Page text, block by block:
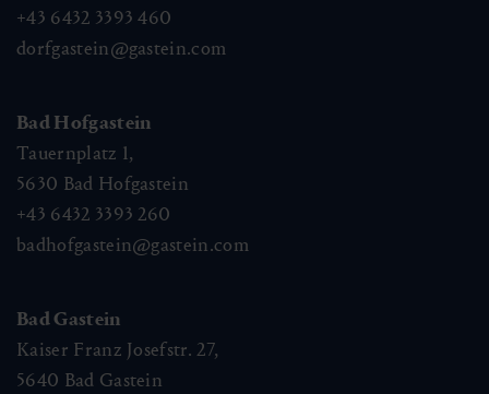
+43 6432 3393 460
dorfgastein@gastein.com
Bad Hofgastein
Tauernplatz 1,
5630 Bad Hofgastein
+43 6432 3393 260
badhofgastein@gastein.com
Bad Gastein
Kaiser Franz Josefstr. 27,
5640 Bad Gastein